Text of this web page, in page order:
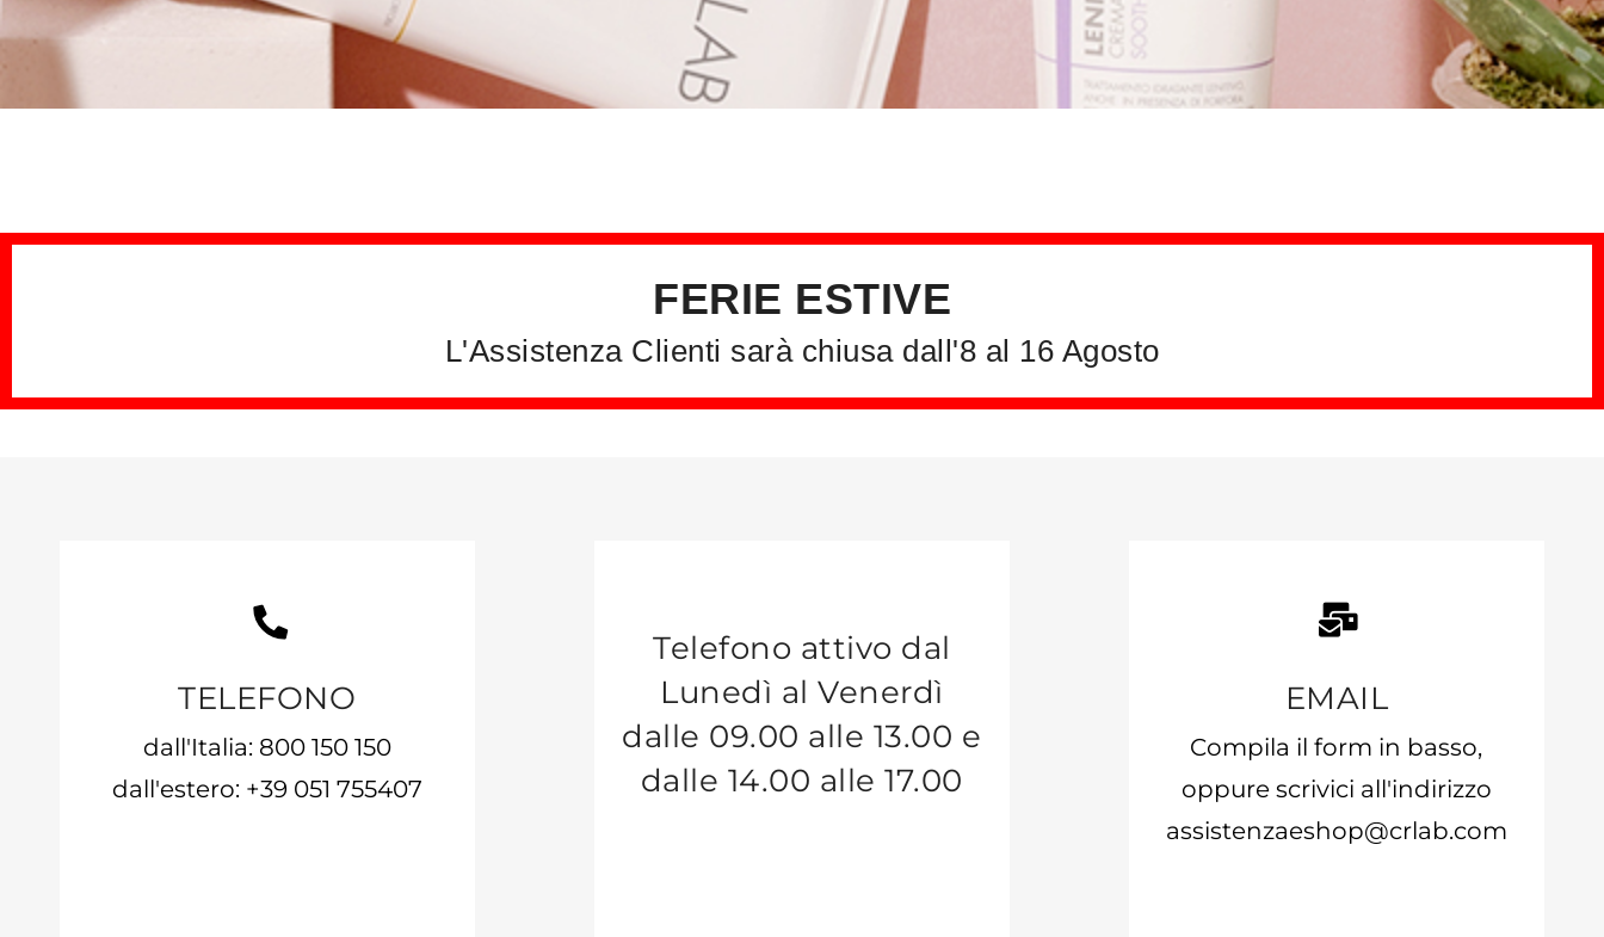
FERIE ESTIVE
L'Assistenza Clienti sarà chiusa dall'8 al 16 Agosto
TELEFONO
dall'Italia: 800 150 150
dall'estero: +39 051 755407
Telefono attivo dal
Lunedì al Venerdì
dalle 09.00 alle 13.00 e
dalle 14.00 alle 17.00
EMAIL
Compila il form in basso,
oppure scrivici all'indirizzo
assistenzaeshop@crlab.com